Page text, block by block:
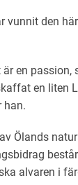
vunnit den
en passion,
en liten
han.
Ölands
alvaren i